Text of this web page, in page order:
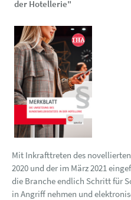
der Hotellerie"
Mit Inkrafttreten des
2020 und der im März 2021
die Branche endlich Schritt für
in Angriff nehmen und